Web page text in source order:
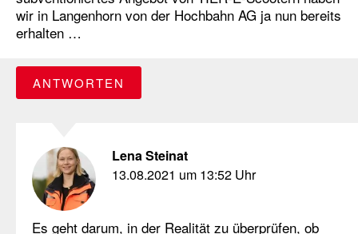
wir in Langenhorn von der Hochbahn AG ja nun bereits
erhalten …
ANTWORTEN
Lena Steinat
13.08.2021 um 13:52 Uhr
Es geht darum, in der Realität zu überprüfen, ob